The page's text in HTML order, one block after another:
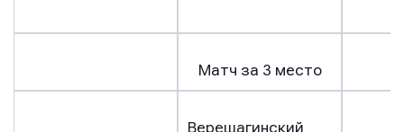
Матч за 3 место
Верещагинский